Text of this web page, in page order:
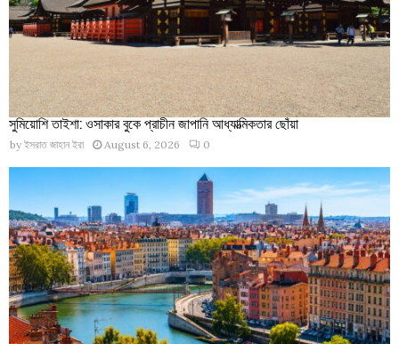
সুমিয়োশি তাইশা: ওসাকার বুকে প্রাচীন জাপানি আধ্যাত্মিকতার ছোঁয়া
by ইসরাত জাহান ইরা August 6, 2026 0